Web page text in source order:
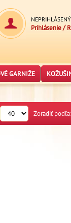
NEPRIHLÁSENÝ
Prihlásenie/
GARNIŽE
Zoradiť podľa: